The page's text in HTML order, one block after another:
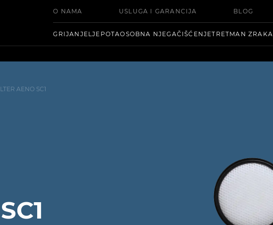
O NAMA USLUGA I GARANCIJA BLOG
GRIJANJELJEPOTAOSOBNA NJEGAČIŠĆENJETRETMAN ZRAKA
AENO SC1